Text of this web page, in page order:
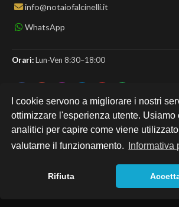
I cookie servono a migliorare i nostri
ottimizzare l'esperienza utente. Usiamo
analitici per capire come viene
valutarne il funzionamento.
Informativa
Rifiuta
info@notaiofalcinelli.it
WhatsApp
Orari:Lun-Ven 8:30–18:00
Home·Servizi·Contatti·News·Infografiche
2026Notaio Andrea Falcinelli— Tutti i